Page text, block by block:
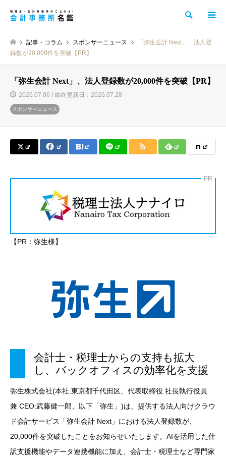
検索
記事・コラム スポンサーニュース
「弥生会計 Next」、法人登
録数が20,000件を突破【PR】
「弥生会計 Next」、法人登録数が20,000件を突破【PR】
2026.07.06 / 最終更新日：2026.07.28
スポンサーニュース
PR
【PR：弥生様】
会計士・税理士からの支持も拡大
し、バックオフィスの効率化を支援
弥生株式会社(本社:東京都千代田区、代表取締役 社長執行役員
兼 CEO:武藤健一郎、以下「弥生」)は、提供する法人向けクラウ
ド会計サービス「弥生会計 Next」における法人登録数が、
20,000件を突破したことをお知らせいたします。AIを活用した仕
訳支援機能やデータ連携機能に加え、会計士・税理士など専門家